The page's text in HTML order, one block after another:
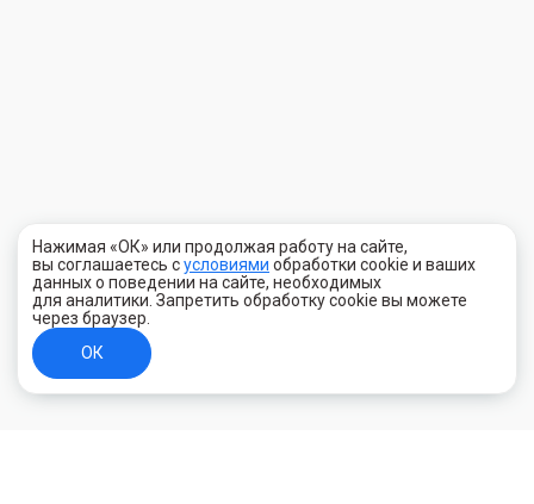
Нажимая «ОК» или продолжая работу на сайте,
вы соглашаетесь сусловиями обработки cookie и ваших
данных о поведении на сайте, необходимых
для аналитики. Запретить обработку cookie вы можете
через браузер.
ОК